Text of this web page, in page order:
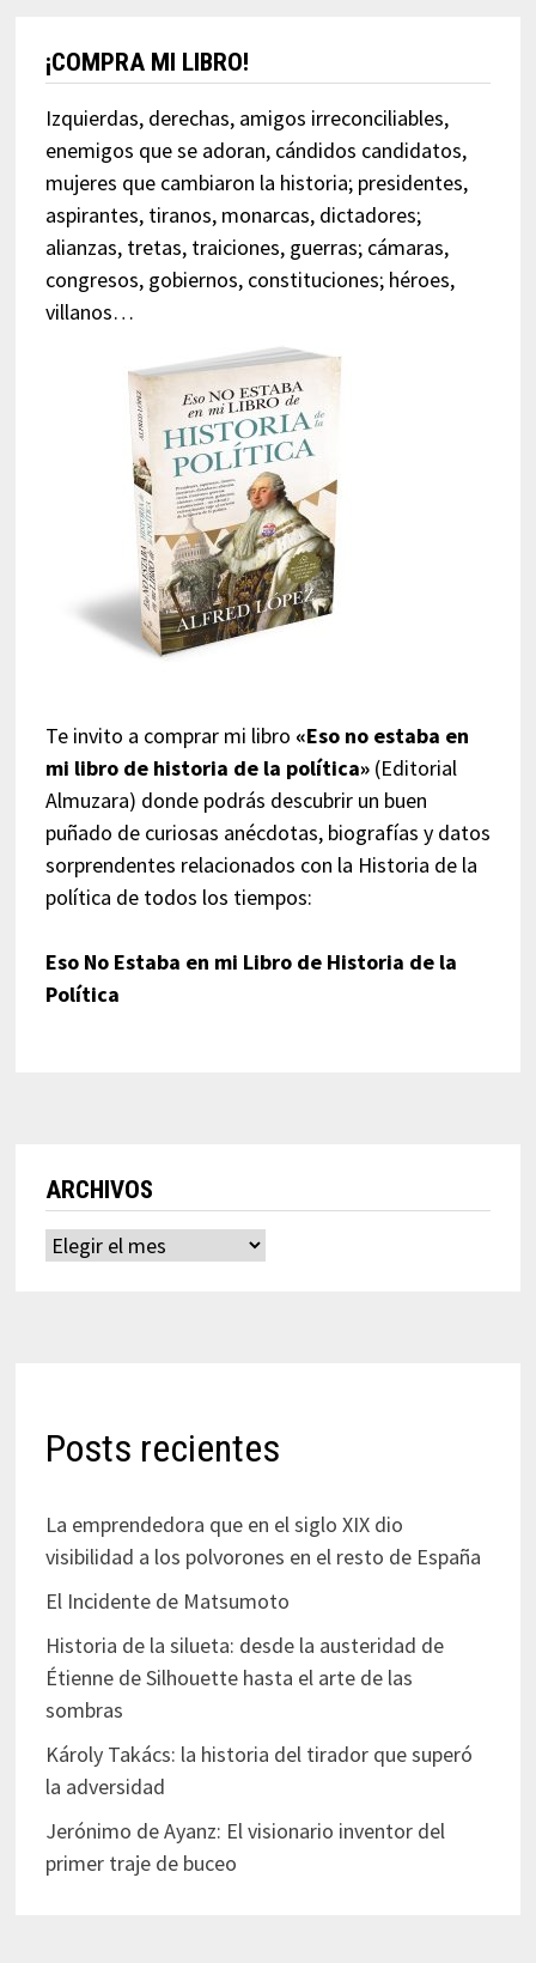
¡COMPRA MI LIBRO!
Izquierdas, derechas, amigos irreconciliables,
enemigos que se adoran, cándidos candidatos,
mujeres que cambiaron la historia; presidentes,
aspirantes, tiranos, monarcas, dictadores;
alianzas, tretas, traiciones, guerras; cámaras,
congresos, gobiernos, constituciones; héroes,
villanos…
Te invito a comprar mi libro «Eso no estaba en
mi libro de historia de la política»(Editorial
Almuzara) donde podrás descubrir un buen
puñado de curiosas anécdotas, biografías y datos
sorprendentes relacionados con la Historia de la
política de todos los tiempos:
Eso No Estaba en mi Libro de Historia de la
Política
ARCHIVOS
Archivos
Posts recientes
La emprendedora que en el siglo XIX dio
visibilidad a los polvorones en el resto de España
El Incidente de Matsumoto
Historia de la silueta: desde la austeridad de
Étienne de Silhouette hasta el arte de las
sombras
Károly Takács: la historia del tirador que superó
la adversidad
Jerónimo de Ayanz: El visionario inventor del
primer traje de buceo